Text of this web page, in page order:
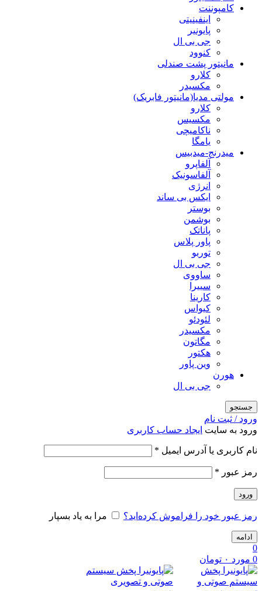
کامپوننت
اینفینیتی
پایونیر
جی بی ال
کنوود
مانیتور پشت صندلی
کلارو
مکسیدر
مولتی مدیا(مانیتور فابریک)
کلارو
مکسیس
ناکامیچی
یامگا
میدرنج-میدبیس
آلفاپرو
آلفاسونیک
انرژی
ایکس بی ساند
بوستر
بوشمن
پاناتک
پاور پلاس
توربو
جی بی ال
ساووی
سییرا
کارینا
کیواس
لئودئو
مکسیدر
مگاتون
هکتور
وین پاور
هورن
جی بی ال
جستجو
ورود / ثبت نام
ورود به سایت ایجاد حساب کاربری
نام کاربری یا آدرس ایمیل *
رمز عبور *
ورود
رمز عبور خود را فراموش کرده‌اید؟ مرا به یاد بسپار
ادامه
0
0 مورد ۰ تومان